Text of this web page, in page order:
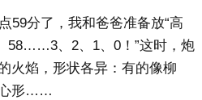
59分了，我和爸爸准备放“高
58……3、2、1、0！”这时，炮
火焰，形状各异：有的像柳
心形……